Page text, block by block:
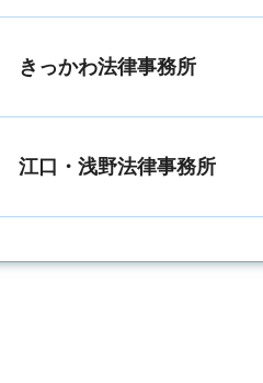
きっかわ法律事務所
江口・浅野法律事務所